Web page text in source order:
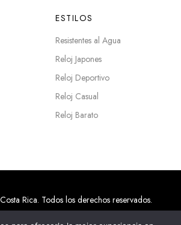
ESTILOS
Resistentes al Agua
Reloj Japones
Reloj Deportivo
Reloj Casual
Reloj Barato
Rica. Todos los derechos reservados.